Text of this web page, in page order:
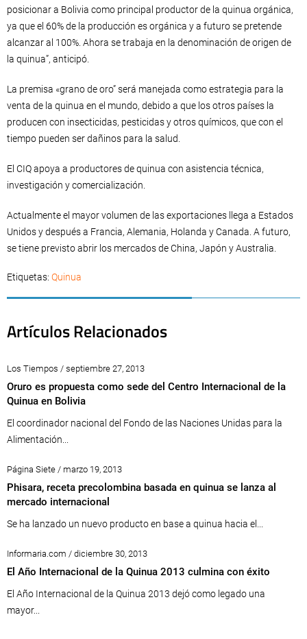
posicionar a Bolivia como principal productor de la quinua orgánica,
ya que el 60% de la producción es orgánica y a futuro se pretende
alcanzar al 100%. Ahora se trabaja en la denominación de origen de
la quinua”, anticipó.
La premisa «grano de oro” será manejada como estrategia para la
venta de la quinua en el mundo, debido a que los otros países la
producen con insecticidas, pesticidas y otros químicos, que con el
tiempo pueden ser dañinos para la salud.
El CIQ apoya a productores de quinua con asistencia técnica,
investigación y comercialización.
Actualmente el mayor volumen de las exportaciones llega a Estados
Unidos y después a Francia, Alemania, Holanda y Canada. A futuro,
se tiene previsto abrir los mercados de China, Japón y Australia.
Etiquetas: Quinua
Artículos Relacionados
Los Tiempos / septiembre 27, 2013
Oruro es propuesta como sede del Centro Internacional de la
Quinua en Bolivia
El coordinador nacional del Fondo de las Naciones Unidas para la
Alimentación...
Página Siete / marzo 19, 2013
Phisara, receta precolombina basada en quinua se lanza al
mercado internacional
Se ha lanzado un nuevo producto en base a quinua hacia el...
Informaria.com / diciembre 30, 2013
El Año Internacional de la Quinua 2013 culmina con éxito
El Año Internacional de la Quinua 2013 dejó como legado una
mayor...